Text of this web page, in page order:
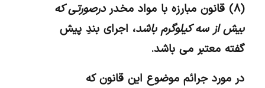
(۸) قانون مبارزه با مواد مخدر
درصورتی‌ که
بیش از سه کیلوگرم باشد، اجرای بندِ پیش
گفته معتبر می باشد.
در مورد جرائم موضوع این قانون که